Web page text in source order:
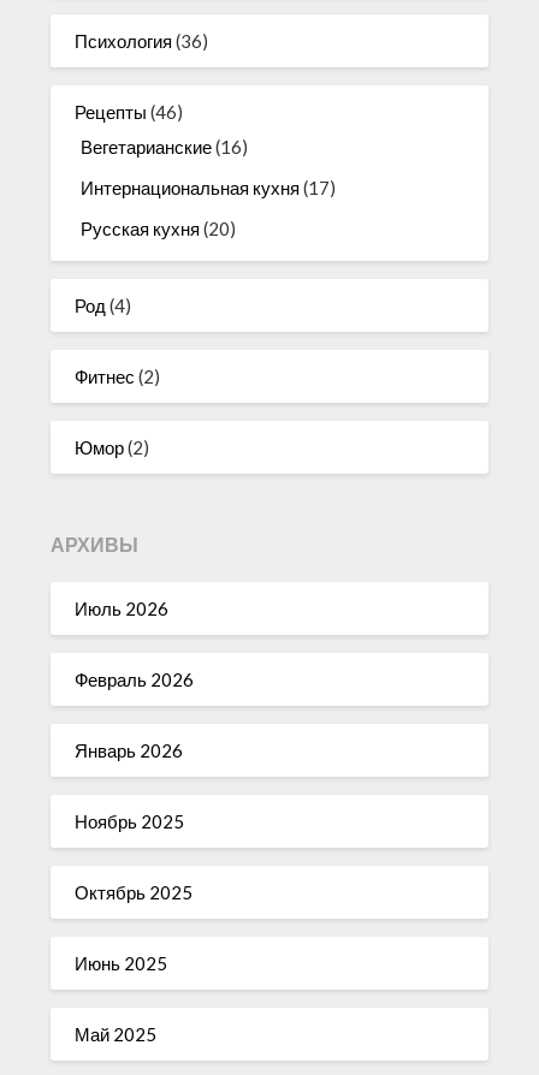
Психология (36)
Рецепты (46)
Вегетарианские(16)
Интернациональная кухня (17)
Русская кухня (20)
Род (4)
Фитнес (2)
Юмор(2)
АРХИВЫ
Июль 2026
Февраль 2026
Январь 2026
Ноябрь 2025
Октябрь 2025
Июнь 2025
Май 2025